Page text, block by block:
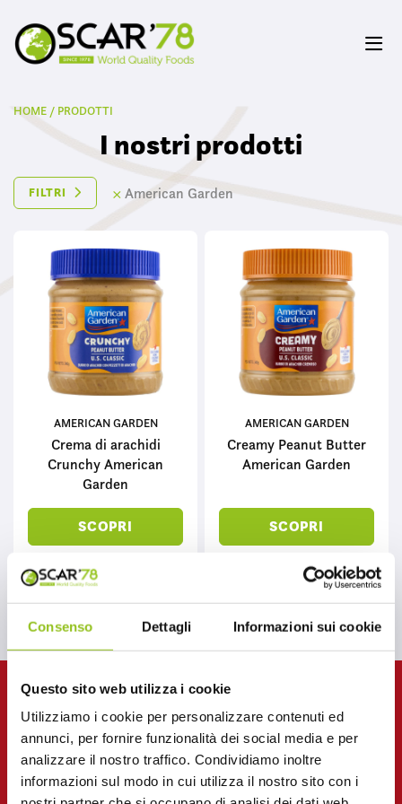
Consenso Dettagli Informazioni sui cookie
Questo sito web utilizza i cookie
Utilizziamo i cookie per personalizzare contenuti ed
annunci, per fornire funzionalità dei social media e per
analizzare il nostro traffico. Condividiamo inoltre
informazioni sul modo in cui utilizza il nostro sito con i
HOME / PRODOTTI
I nostri prodotti
FILTRI American Garden
×
AMERICAN GARDEN
Crema di arachidi
Crunchy American
Garden
SCOPRI
AMERICAN GARDEN
Creamy Peanut Butter
American Garden
SCOPRI
Entra nel Mondo Oscar ’78